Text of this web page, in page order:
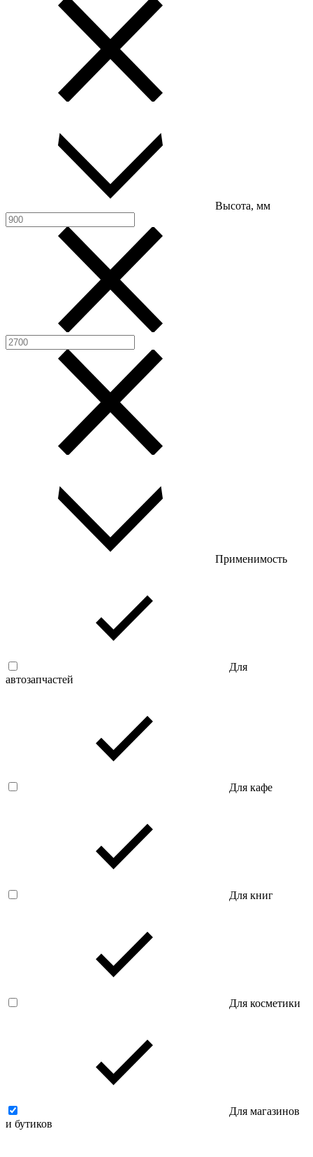
Высота, мм
Применимость
Для
автозапчастей
Для кафе
Для книг
Для косметики
Для магазинов
и бутиков